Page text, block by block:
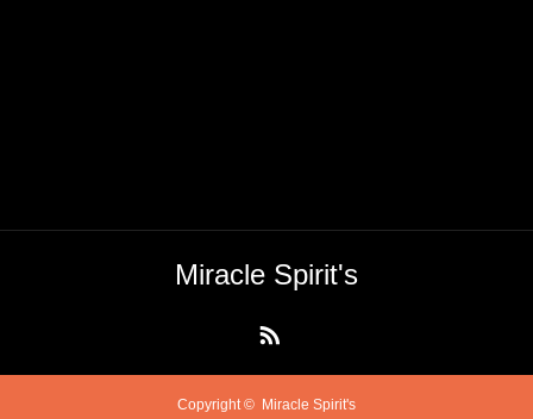
Miracle Spirit's
Copyright © Miracle Spirit's